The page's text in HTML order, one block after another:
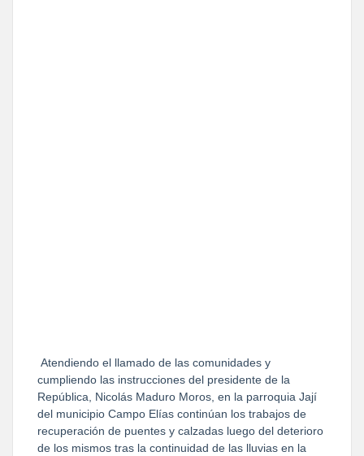
Atendiendo el llamado de las comunidades y
cumpliendo las instrucciones del presidente de la
República, Nicolás Maduro Moros, en la parroquia Jají
del municipio Campo Elías continúan los trabajos de
recuperación de puentes y calzadas luego del deterioro
de los mismos tras la continuidad de las lluvias en la